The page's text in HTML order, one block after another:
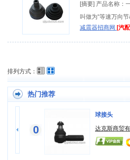
[摘要] 产品名称：
叫做为“等速万向
减震器招商网 [汽
排列方式：
热门推荐
0
球接头
达克斯商贸